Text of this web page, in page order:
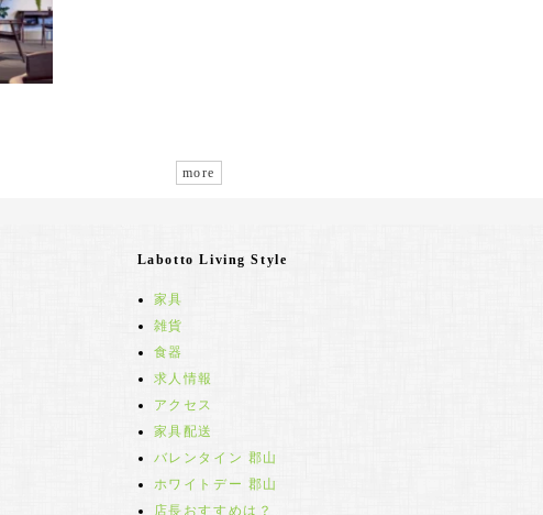
more
Labotto Living Style
家具
雑貨
食器
求人情報
アクセス
家具配送
バレンタイン 郡山
ホワイトデー 郡山
店長おすすめは？